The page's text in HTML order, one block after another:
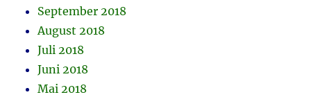
September 2018
August 2018
Juli 2018
Juni 2018
Mai 2018